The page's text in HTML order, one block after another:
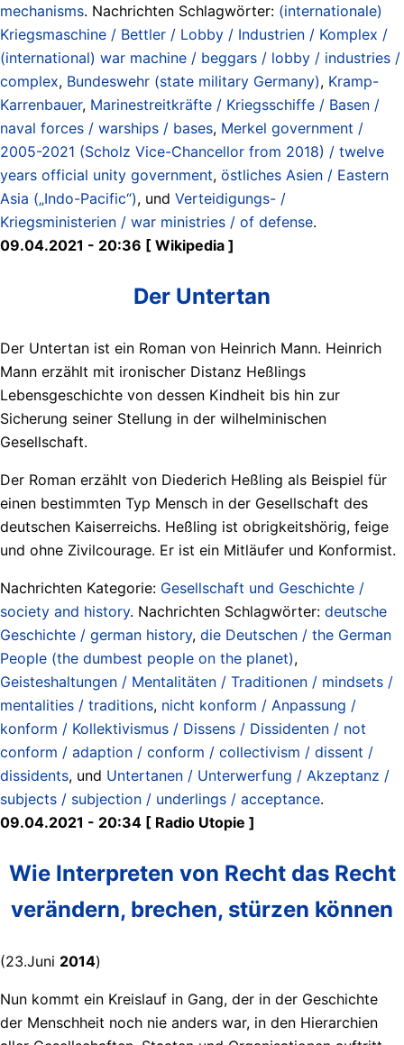
mechanisms. Nachrichten Schlagwörter: (internationale)
Kriegsmaschine / Bettler / Lobby / Industrien / Komplex /
(international) war machine / beggars / lobby / industries /
complex, Bundeswehr (state military Germany), Kramp-
Karrenbauer, Marinestreitkräfte / Kriegsschiffe / Basen /
naval forces / warships / bases, Merkel government /
2005-2021 (Scholz Vice-Chancellor from 2018) / twelve
years official unity government, östliches Asien / Eastern
Asia („Indo-Pacific“), und Verteidigungs- /
Kriegsministerien / war ministries / of defense.
09.04.2021 - 20:36 [ Wikipedia ]
Der Untertan
Der Untertan ist ein Roman von Heinrich Mann. Heinrich
Mann erzählt mit ironischer Distanz Heßlings
Lebensgeschichte von dessen Kindheit bis hin zur
Sicherung seiner Stellung in der wilhelminischen
Gesellschaft.
Der Roman erzählt von Diederich Heßling als Beispiel für
einen bestimmten Typ Mensch in der Gesellschaft des
deutschen Kaiserreichs. Heßling ist obrigkeitshörig, feige
und ohne Zivilcourage. Er ist ein Mitläufer und Konformist.
Nachrichten Kategorie: Gesellschaft und Geschichte /
society and history. Nachrichten Schlagwörter: deutsche
Geschichte / german history, die Deutschen / the German
People (the dumbest people on the planet),
Geisteshaltungen / Mentalitäten / Traditionen / mindsets /
mentalities / traditions, nicht konform / Anpassung /
konform / Kollektivismus / Dissens / Dissidenten / not
conform / adaption / conform / collectivism / dissent /
dissidents, und Untertanen / Unterwerfung / Akzeptanz /
subjects / subjection / underlings / acceptance.
09.04.2021 - 20:34 [ Radio Utopie ]
Wie Interpreten von Recht das Recht
verändern, brechen, stürzen können
(23.Juni 2014)
Nun kommt ein Kreislauf in Gang, der in der Geschichte
der Menschheit noch nie anders war, in den Hierarchien